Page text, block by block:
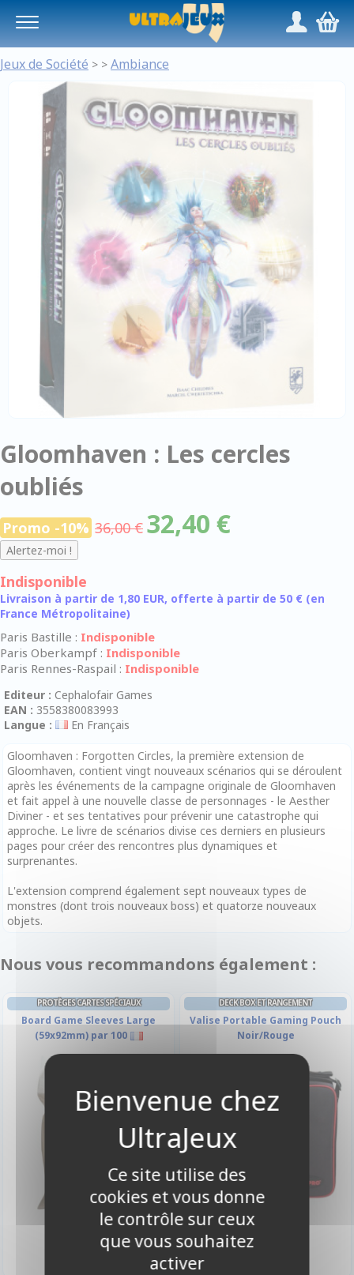
/,
Jeux de Société > > Ambiance
Gloomhaven : Les cercles
oubliés
Promo -10% 36,00 € 32,40 €
Indisponible
Livraison à partir de 1,80 EUR, offerte à partir de 50 € (en
France Métropolitaine)
Paris Bastille : Indisponible
Paris Oberkampf : Indisponible
Paris Rennes-Raspail : Indisponible
Editeur : Cephalofair Games
EAN : 3558380083993
Langue :
En Français
Gloomhaven : Forgotten Circles, la première extension de
Gloomhaven, contient vingt nouveaux scénarios qui se déroulent
après les événements de la campagne originale de Gloomhaven
et fait appel à une nouvelle classe de personnages - le Aesther
Diviner - et ses tentatives pour prévenir une catastrophe qui
approche. Le livre de scénarios divise ces derniers en plusieurs
pages pour créer des rencontres plus dynamiques et
surprenantes.
L'extension comprend également sept nouveaux types de
monstres (dont trois nouveaux boss) et quatorze nouveaux
objets.
Nous vous recommandons également :
PROTÈGES CARTES SPÉCIAUX
Board Game Sleeves Large
(59x92mm) par 100
4,90 €
DECK BOX ET RANGEMENT
Valise Portable Gaming Pouch
Noir/Rouge
29,90 €
Ce site utilise des
cookies et vous donne
le contrôle sur ceux
que vous souhaitez
activer